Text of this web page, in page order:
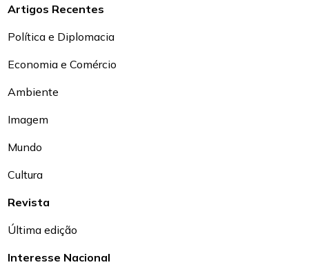
Artigos Recentes
Política e Diplomacia
Economia e Comércio
Ambiente
Imagem
Mundo
Cultura
Revista
Última edição
Interesse Nacional